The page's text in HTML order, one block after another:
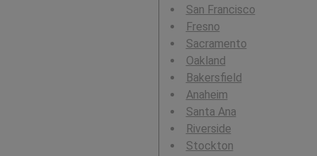
San Francisco
Fresno
Sacramento
Oakland
Bakersfield
Anaheim
Santa Ana
Riverside
Stockton